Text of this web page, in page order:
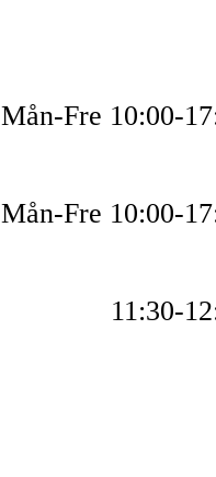
Mån-Fre 10:00-
Mån-Fre 10:00-
11:30-